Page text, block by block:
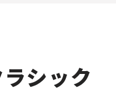
シックTraffic